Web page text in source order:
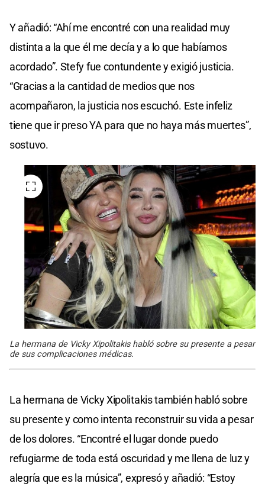
Y añadió: “Ahí me encontré con una realidad muy
distinta a la que él me decía y a lo que habíamos
acordado”. Stefy fue contundente y exigió justicia.
“Gracias a la cantidad de medios que nos
acompañaron, la justicia nos escuchó. Este infeliz
tiene que ir preso YA para que no haya más muertes”,
sostuvo.
La hermana de Vicky Xipolitakis habló sobre su presente a pesar
de sus complicaciones médicas.
La hermana de Vicky Xipolitakis también habló sobre
su presente y como intenta reconstruir su vida a pesar
de los dolores. “Encontré el lugar donde puedo
refugiarme de toda está oscuridad y me llena de luz y
alegría que es la música”, expresó y añadió: “Estoy